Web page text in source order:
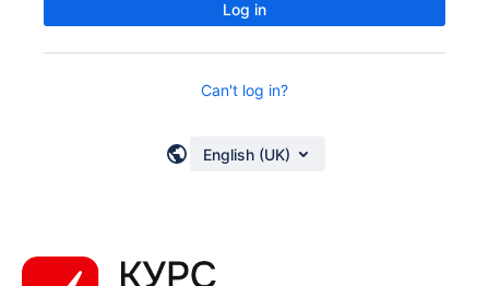
Log in
Can't log in?
English (UK)